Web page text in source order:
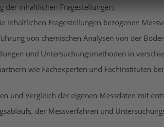
der inhaltlichen Fragestellungen;
inhaltlichen Fragestellungen bezogenen
von chemischen Analysen von der
und Untersuchungsmethoden in
wie Fachexperten und Fachinstituten
und Vergleich der eigenen Messdaten mit
der Messverfahren und